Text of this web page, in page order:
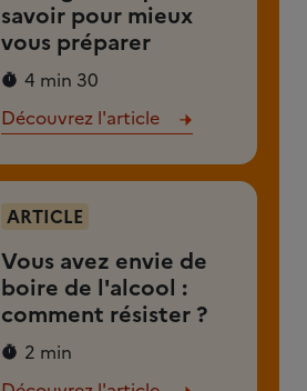
savoir pour mieux
vous préparer
4 min 30
Découvrez l'article
ARTICLE
Vous avez envie de
boire de l'alcool :
comment résister ?
2 min